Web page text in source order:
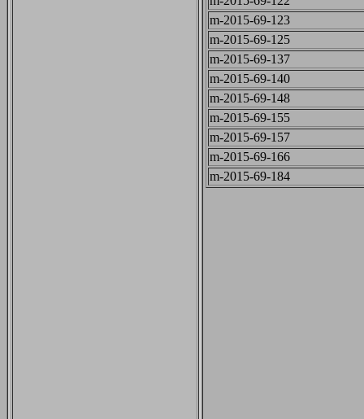
m-2015-69-123
m-2015-69-125
m-2015-69-137
m-2015-69-140
m-2015-69-148
m-2015-69-155
m-2015-69-157
m-2015-69-166
m-2015-69-184